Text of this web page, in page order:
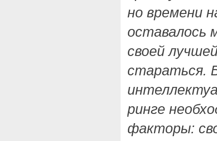
но времени
оставалось
своей
стараться.
ринге
факторы: